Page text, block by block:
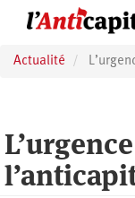
principal
Actualité